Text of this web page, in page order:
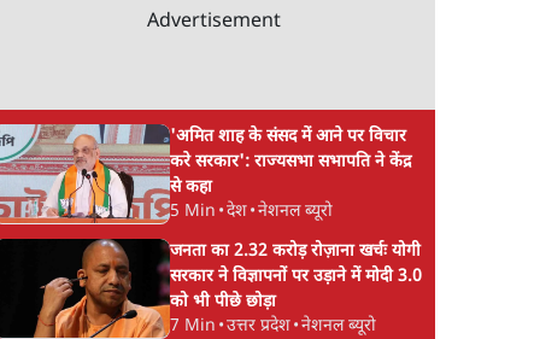
Advertisement
'अमित शाह के संसद में आने पर विचार
करे सरकार': राज्यसभा सभापति ने केंद्र
से कहा
5 Min •देश•नेशनल ब्यूरो
जनता का 2.32 करोड़ रोज़ाना खर्चः योगी
सरकार ने विज्ञापनों पर उड़ाने में मोदी 3.0
को भी पीछे छोड़ा
7 Min •उत्तर प्रदेश•नेशनल ब्यूरो